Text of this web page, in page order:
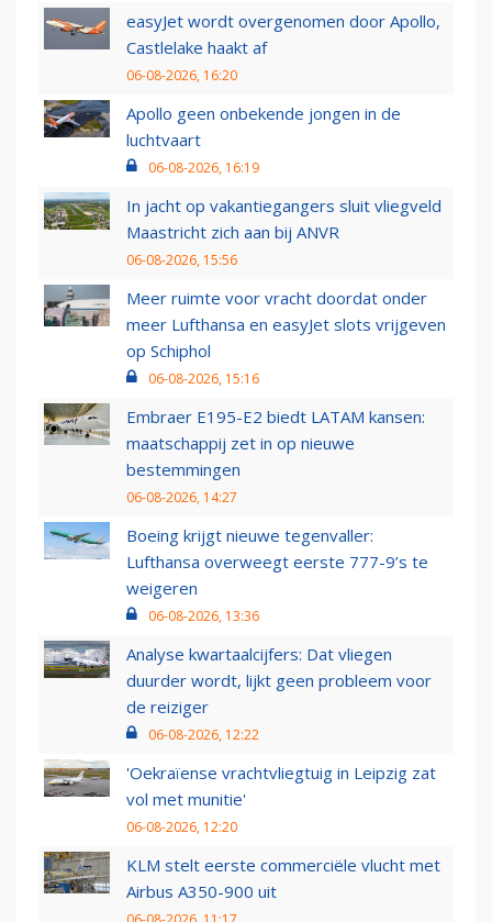
easyJet wordt overgenomen door Apollo,
Castlelake haakt af
06-08-2026, 16:20
Apollo geen onbekende jongen in de
luchtvaart
06-08-2026, 16:19
In jacht op vakantiegangers sluit vliegveld
Maastricht zich aan bij ANVR
06-08-2026, 15:56
Meer ruimte voor vracht doordat onder
meer Lufthansa en easyJet slots vrijgeven
op Schiphol
06-08-2026, 15:16
Embraer E195-E2 biedt LATAM kansen:
maatschappij zet in op nieuwe
bestemmingen
06-08-2026, 14:27
Boeing krijgt nieuwe tegenvaller:
Lufthansa overweegt eerste 777-9’s te
weigeren
06-08-2026, 13:36
Analyse kwartaalcijfers: Dat vliegen
duurder wordt, lijkt geen probleem voor
de reiziger
06-08-2026, 12:22
'Oekraïense vrachtvliegtuig in Leipzig zat
vol met munitie'
06-08-2026, 12:20
KLM stelt eerste commerciële vlucht met
Airbus A350-900 uit